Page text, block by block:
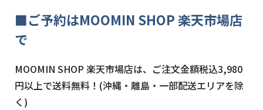
■ご予約はMOOMIN SHOP 楽天市場店
で
MOOMIN SHOP 楽天市場店は、ご注文金額税込3,980
円以上で送料無料！(沖縄・離島・一部配送エリアを除
く)